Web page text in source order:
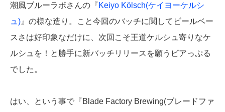
潮風ブルーラボさんの『Keiyo Kölsch(ケイヨーケルシ
ュ) 』の様な造り。こと今回のバッチに関してビールベー
スさは好印象なだけに、次回こそ王道ケルシュ寄りなケ
ルシュを！と勝手に新バッチリリースを願うビアっぷる
でした。
はい、という事で『Blade Factory Brewing(ブレードファ